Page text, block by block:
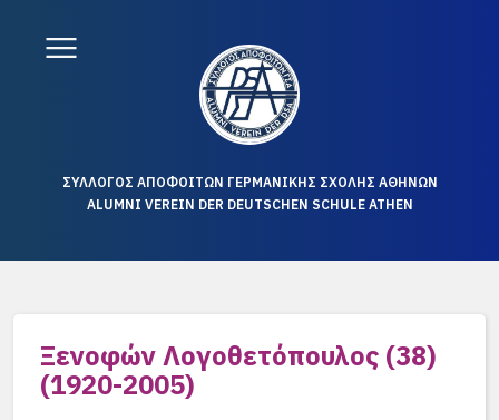
ΣΥΛΛΟΓΟΣ ΑΠΟΦΟΙΤΩΝ ΓΕΡΜΑΝΙΚΗΣ ΣΧΟΛΗΣ ΑΘΗΝΩΝ
ALUMNI VEREIN DER DEUTSCHEN SCHULE ATHEN
Ξενοφών Λογοθετόπουλος (38)
(1920-2005)